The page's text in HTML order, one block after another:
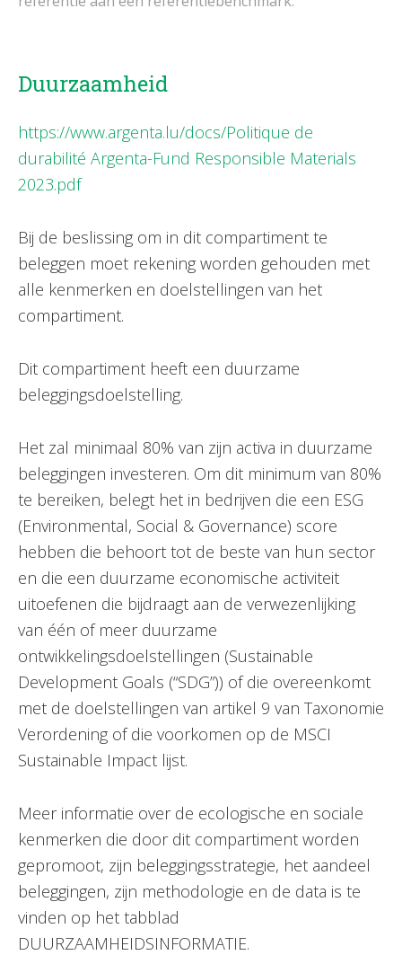
Duurzaamheid
https://www.argenta.lu/docs/Politique de
durabilité Argenta-Fund Responsible Materials
2023.pdf
Bij de beslissing om in dit compartiment te
beleggen moet rekening worden gehouden met
alle kenmerken en doelstellingen van het
compartiment.
Dit compartiment heeft een duurzame
beleggingsdoelstelling.
Het zal minimaal 80% van zijn activa in duurzame
beleggingen investeren. Om dit minimum van 80%
te bereiken, belegt het in bedrijven die een ESG
(Environmental, Social & Governance) score
hebben die behoort tot de beste van hun sector
en die een duurzame economische activiteit
uitoefenen die bijdraagt aan de verwezenlijking
van één of meer duurzame
ontwikkelingsdoelstellingen (Sustainable
Development Goals (“SDG”)) of die overeenkomt
met de doelstellingen van artikel 9 van Taxonomie
Verordening of die voorkomen op de MSCI
Sustainable Impact lijst.
Meer informatie over de ecologische en sociale
kenmerken die door dit compartiment worden
gepromoot, zijn beleggingsstrategie, het aandeel
beleggingen, zijn methodologie en de data is te
vinden op het tabblad
DUURZAAMHEIDSINFORMATIE.